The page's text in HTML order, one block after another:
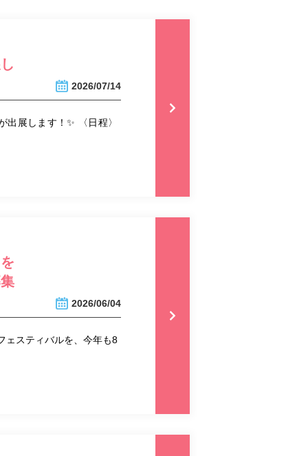
2026/07/14
展します！✨ 〈日程〉
2026/06/04
ェスティバルを、今年も8